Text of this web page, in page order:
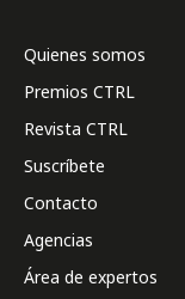
Quienes somos
Premios CTRL
Revista CTRL
Suscríbete
Contacto
Agencias
Área de expertos